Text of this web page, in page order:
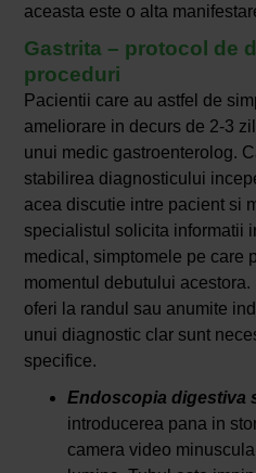
aceasta este o alta
Gastrita – protocol de
proceduri
Pacientii care au astfel de
ameliorare in decurs de 2-3
unui medic gastroenterolog.
stabilirea diagnosticului
acea discutie intre pacient si
specialistul solicita informatii
medical, simptomele pe care
momentul debutului
oferi la randul sau anumite
unui diagnostic clar sunt
specifice.
Endoscopia digestiva
introducerea pana in
camera video